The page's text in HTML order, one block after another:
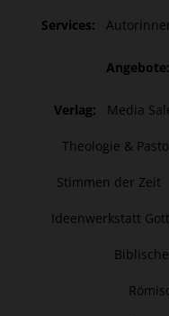
Services:
Angebote:
Verlag: Media
Theologie &
Stimmen der Zeit
Ideenwerkstatt